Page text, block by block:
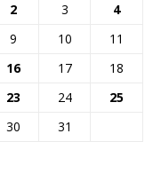
2 3
4
9 10
11
16 17
18
23 24
25
30 31